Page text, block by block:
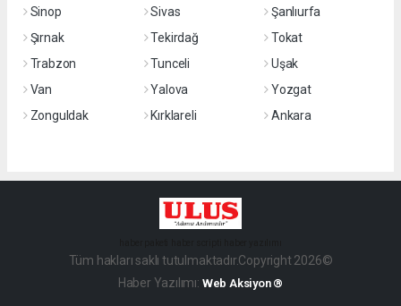
Sinop
Sivas
Şanlıurfa
Şırnak
Tekirdağ
Tokat
Trabzon
Tunceli
Uşak
Van
Yalova
Yozgat
Zonguldak
Kırklareli Ankara
Tüm hakları saklı tutulmaktadır.Copyright 2026©
Haber Yazılımı: Web Aksiyon ®